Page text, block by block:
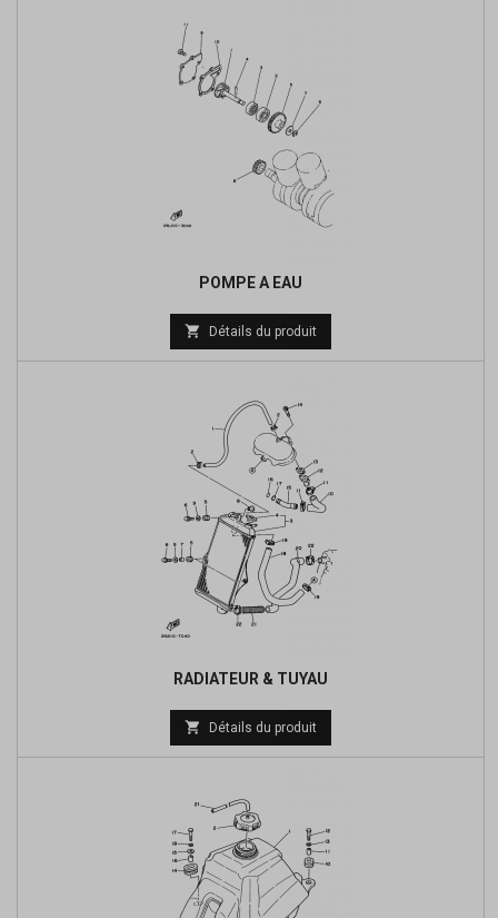
POMPE A EAU
Prix
de
 Détails du produit
RADIATEUR & TUYAU
Prix
de
 Détails du produit